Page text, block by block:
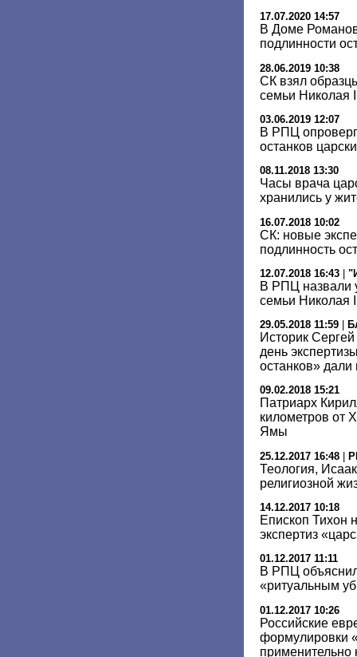
17.07.2020 14:57
В Доме
подлинности
28.06.2019 10:38
СК взял
семьи Николая
03.06.2019 12:07
В РПЦ
останков
08.11.2018 13:30
Часы врача
хранились у
16.07.2018 10:02
СК: новые
подлинность
12.07.2018 16:43
В РПЦ назвали
семьи Николая
29.05.2018 11:59
Историк
день
останков»
09.02.2018 15:21
Патриарх
километров от
Ямы
25.12.2017 16:48
Теология,
религиозной
14.12.2017 10:18
Епископ Тихон
экспертиз
01.12.2017 11:11
В РПЦ
«ритуальным
01.12.2017 10:26
Российские
формулировки
применительно